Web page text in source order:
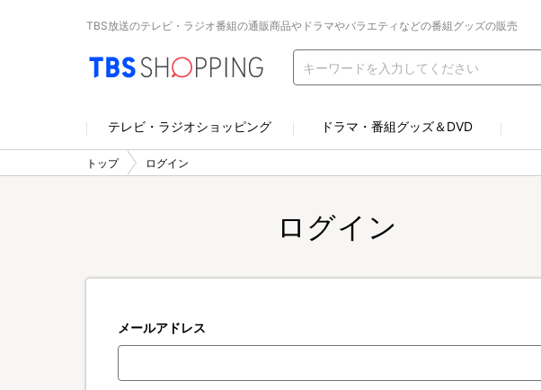
TBS放送のテレビ・ラジオ番組の通販商品やドラマやバラエティなどの番組グッズの販売
テレビ・ラジオショッピング ドラマ・番組グッズ＆DVD
トップ ログイン
ログイン
メールアドレス